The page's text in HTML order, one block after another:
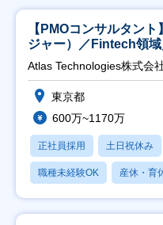
【PMOコンサルタン
ジャー）／Fintech領
Atlas Technologies株式会
東京都
600万~1170万
正社員採用 土日祝休み
職種未経験OK 産休・育